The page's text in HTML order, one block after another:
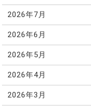
2026年7月
2026年6月
2026年5月
2026年4月
2026年3月